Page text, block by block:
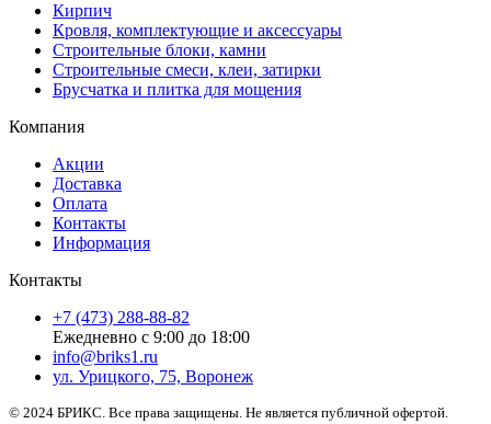
Кирпич
Кровля, комплектующие и аксессуары
Строительные блоки, камни
Строительные смеси, клеи, затирки
Брусчатка и плитка для мощения
Компания
Акции
Доставка
Оплата
Контакты
Информация
Контакты
+7 (473) 288-88-82
Ежедневно с 9:00 до 18:00
info@briks1.ru
ул. Урицкого, 75, Воронеж
© 2024 БРИКС. Все права защищены. Не является публичной офертой.